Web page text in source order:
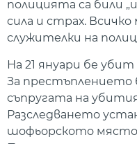
полицията са били
сила и страх.
служителки на
На 21 януари бе
За престъплението
съпругата на
Разследването
шофьорското място